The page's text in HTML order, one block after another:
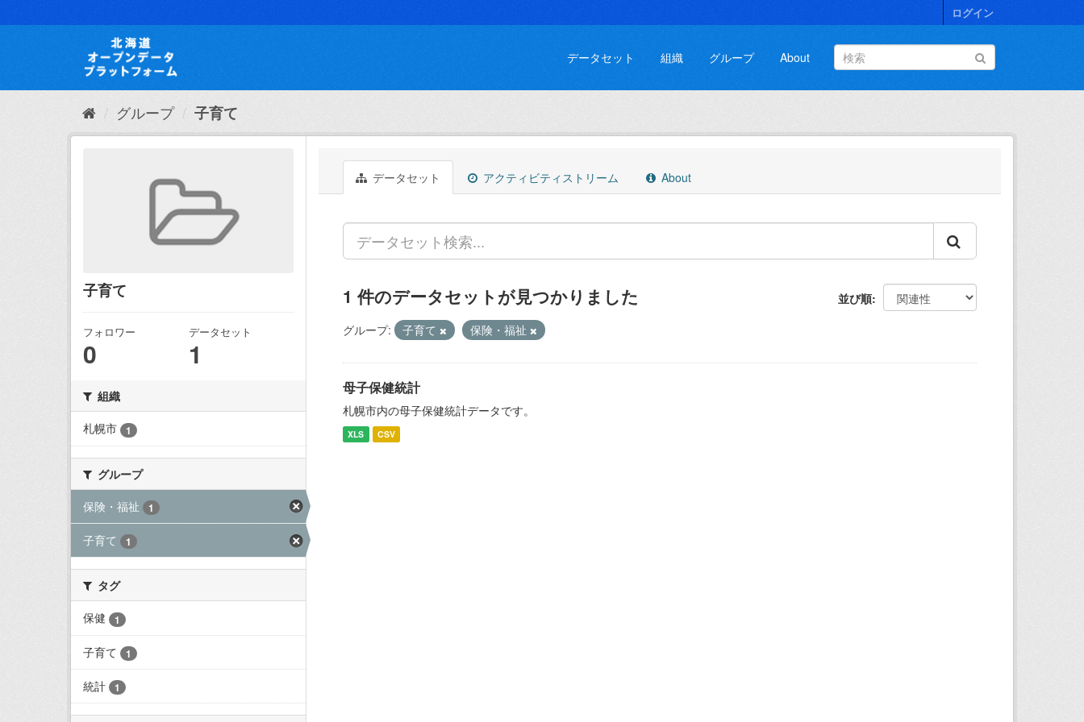
キ
て
ログイン
データセット 組織 グループ About
グループ 子育て
子育て
フォロワー
0
データセット
1
組織
札幌市
1
グループ
保険・福祉
1
子育て 1
タグ
保健
1
子育て 1
統計 1
データセット アクティビティストリーム About
並び順
1 件のデータセットが見つかりました
グループ: 子育て 保険・福祉
母子保健統計
札幌市内の母子保健統計データです。
XLS CSV